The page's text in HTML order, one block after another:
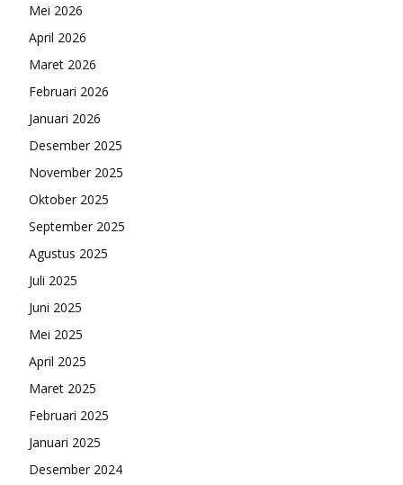
Mei 2026
April 2026
Maret 2026
Februari 2026
Januari 2026
Desember 2025
November 2025
Oktober 2025
September 2025
Agustus 2025
Juli 2025
Juni 2025
Mei 2025
April 2025
Maret 2025
Februari 2025
Januari 2025
Desember 2024